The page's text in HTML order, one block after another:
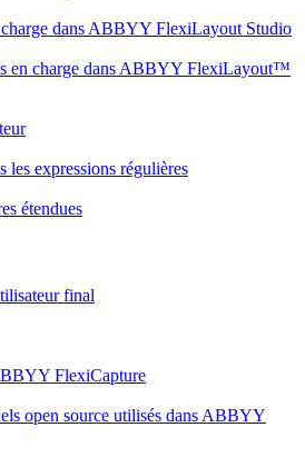
charge dans ABBYY FlexiLayout Studio
en charge dans ABBYY FlexiLayout™
les expressions régulières
étendues
final
FlexiCapture
open source utilisés dans ABBYY